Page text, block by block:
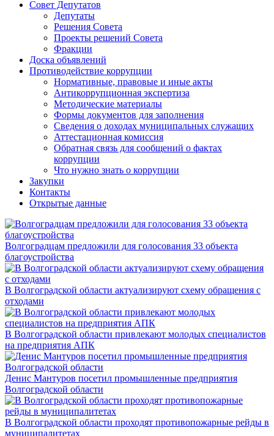
Совет Депутатов
Депутаты
Решения Совета
Проекты решений Совета
Фракции
Доска объявлений
Противодействие коррупции
Нормативные, правовые и иные акты
Антикоррупционная экспертиза
Методические материалы
Формы документов для заполнения
Сведения о доходах муниципальных служащих
Аттестационная комиссия
Обратная связь для сообщений о фактах
коррупции
Что нужно знать о коррупции
Закупки
Контакты
Открытые данные
Волгоградцам предложили для голосования 33 объекта
благоустройства
В Волгоградской области актуализируют схему обращения с
отходами
В Волгоградской области привлекают молодых специалистов
на предприятия АПК
Денис Мантуров посетил промышленные предприятия
Волгоградской области
В Волгоградской области проходят противопожарные рейды в
муниципалитетах